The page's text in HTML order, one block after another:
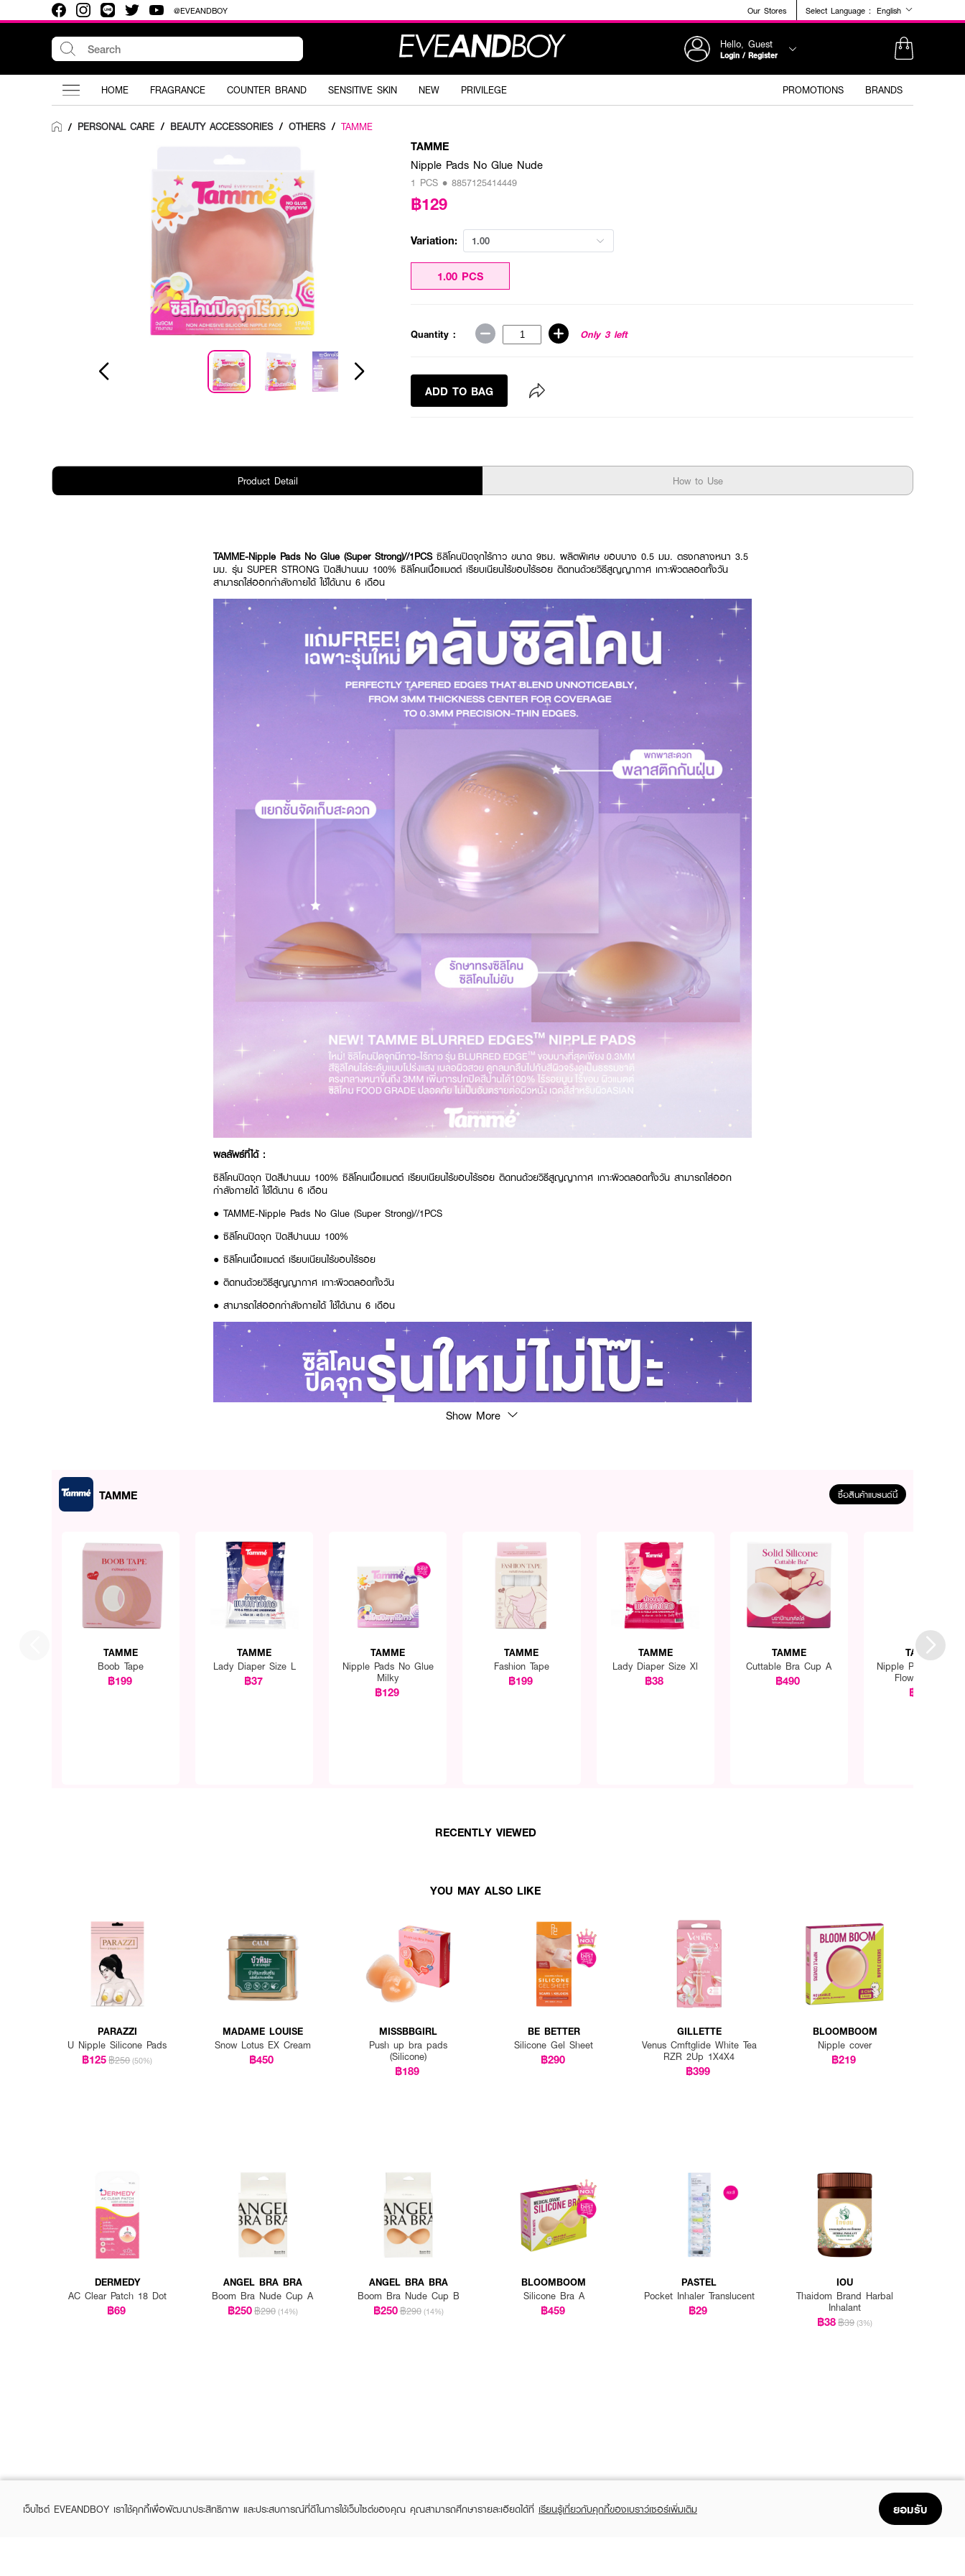
@EVEANDBOY Our Stores Select Language : English
Hello, Guest
Login / Register
HOME FRAGRANCE COUNTER BRAND SENSITIVE SKIN NEW PRIVILEGE PROMOTIONS BRANDS
/ PERSONAL CARE / BEAUTY ACCESSORIES / OTHERS / TAMME
TAMME
Nipple Pads No Glue Nude
1 PCS • 8857125414449
฿129
Variation: 1.00
1.00 PCS
Quantity : Only 3 left
ADD TO BAG
Product Detail How to Use
TAMME-Nipple Pads No Glue (Super Strong)//1PCS ซิลิโคนปิดจุกไร้กาว ขนาด 9ซม. ผลิตพิเศษ ขอบบาง 0.5 มม. ตรงกลางหนา 3.5
มม. รุ่น SUPER STRONG ปิดสีปานนม 100% ซิลิโคนเนื้อแมตต์ เรียบเนียนไร้ขอบไร้รอย ติดทนด้วยวิธีสูญญากาศ เกาะผิวตลอดทั้งวัน
สามารถใส่ออกกำลังกายได้ ใช้ได้นาน 6 เดือน
ผลลัพธ์ที่ได้ :
ซิลิโคนปิดจุก ปิดสีปานนม 100% ซิลิโคนเนื้อแมตต์ เรียบเนียนไร้ขอบไร้รอย ติดทนด้วยวิธีสูญญากาศ เกาะผิวตลอดทั้งวัน สามารถใส่ออก
กำลังกายได้ ใช้ได้นาน 6 เดือน
● TAMME-Nipple Pads No Glue (Super Strong)//1PCS
● ซิลิโคนปิดจุก ปิดสีปานนม 100%
● ซิลิโคนเนื้อแมตต์ เรียบเนียนไร้ขอบไร้รอย
● ติดทนด้วยวิธีสูญญากาศ เกาะผิวตลอดทั้งวัน
● สามารถใส่ออกกำลังกายได้ ใช้ได้นาน 6 เดือน
-แปะซิลิโคนบนหน้าอก(ด้านเงา)และกดซิลิโคนเพื่อไล่อากาศออก
-สามารถทา Skincare บนหน้าอกก่อนได้เพื่อช่วยให้ซิลิโคนติดทน แนะนำน้ำตบ หรือเซรั่มเท่านั้น และต้องไม่มีส่วนผสมของน้ำมัน
-สามารถแปะเลยขึ้นมาบนเนินอกได้เล็กน้อย เพื่อไม่ให้ซิลิโคนตกตามแรงโน้มถ่วง จะช่วยให้ซิลิโคนเกาะอยู่ได้ดียิ่งขึ้น
Show More
TAMME ซื้อสินค้าแบรนด์นี้
TAMME
Boob Tape
฿199
TAMME
Lady Diaper Size L
฿37
TAMME
Nipple Pads No Glue
Milky
฿129
TAMME
Fashion Tape
฿199
TAMME
Lady Diaper Size Xl
฿38
TAMME
Cuttable Bra Cup A
฿490
TAMME
Nipple Pads No
Flower (SKIN)
฿129
RECENTLY VIEWED
YOU MAY ALSO LIKE
PARAZZI
U Nipple Silicone Pads
฿125฿250 (50%)
MADAME LOUISE
Snow Lotus EX Cream
฿450
MISSBBGIRL
Push up bra pads
(Silicone)
฿189
BE BETTER
Silicone Gel Sheet
฿290
GILLETTE
Venus Cmftglide White Tea
RZR 2Up 1X4X4
฿399
BLOOMBOOM
Nipple cover
฿219
DERMEDY
AC Clear Patch 18 Dot
฿69
ANGEL BRA BRA
Boom Bra Nude Cup A
฿250฿290 (14%)
ANGEL BRA BRA
Boom Bra Nude Cup B
฿250฿290 (14%)
BLOOMBOOM
Silicone Bra A
฿459
PASTEL
Pocket Inhaler Translucent
฿29
IOU
Thaidom Brand Harbal
Inhalant
฿38฿39 (3%)
เว็บไซต์ EVEANDBOY เราใช้คุกกี้เพื่อพัฒนาประสิทธิภาพ และประสบการณ์ที่ดีในการใช้เว็บไซต์ของคุณ คุณสามารถศึกษารายละเอียดได้ที่ เรียนรู้เกี่ยวกับคุกกี้ของเบราว์เซอร์เพิ่มเติม ยอมรับ